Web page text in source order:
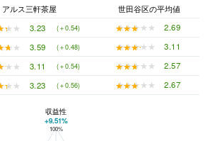
アルス三軒茶屋
世田谷区の平均値
3.23 (＋0.54) ★★★★★
★★★★★
2.69
3.59 (＋0.48) ★★★★★
★★★★★
3.11
3.11 (＋0.54) ★★★★★
★★★★★
2.57
3.23 (＋0.56) ★★★★★
★★★★★ 2.67
アルス三軒茶屋と世田谷区の平均値の総合評価の比較
100%
収益性
+9.51%